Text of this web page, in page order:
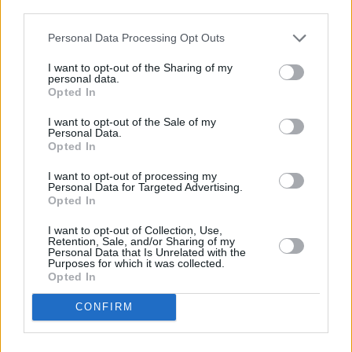
negar su consentimiento. Tenga en cuenta que algún
de su consentimiento, pero usted tiene el derecho de
rechazar tal procesamiento. Sus preferencias se aplicarán
cualquier momento entrando de nuevo en este sitio web o
visitando nuestra política de privacidad.
Personal Data Processing Opt Outs
I want to opt-out of the Sharing of my
personal data.
Opted In
I want to opt-out of the Sale of my
Personal Data.
Opted In
I want to opt-out of processing my
Personal Data for Targeted Advertising.
Opted In
I want to opt-out of Collection, Use,
Retention, Sale, and/or Sharing of my
Personal Data that Is Unrelated with the
Purposes for which it was collected.
Opted In
CONFIRM